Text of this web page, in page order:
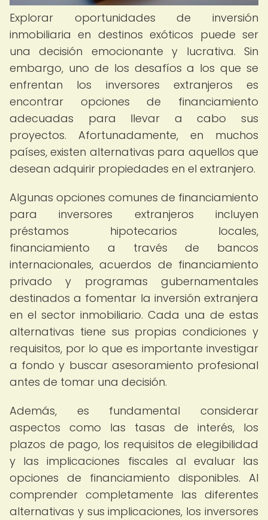
Explorar oportunidades de inversión
inmobiliaria en destinos exóticos puede ser
una decisión emocionante y lucrativa. Sin
embargo, uno de los desafíos a los que se
enfrentan los inversores extranjeros es
encontrar opciones de financiamiento
adecuadas para llevar a cabo sus
proyectos. Afortunadamente, en muchos
países, existen alternativas para aquellos que
desean adquirir propiedades en el extranjero.
Algunas opciones comunes de financiamiento
para inversores extranjeros incluyen
préstamos hipotecarios locales,
financiamiento a través de bancos
internacionales, acuerdos de financiamiento
privado y programas gubernamentales
destinados a fomentar la inversión extranjera
en el sector inmobiliario. Cada una de estas
alternativas tiene sus propias condiciones y
requisitos, por lo que es importante investigar
a fondo y buscar asesoramiento profesional
antes de tomar una decisión.
Además, es fundamental considerar
aspectos como las tasas de interés, los
plazos de pago, los requisitos de elegibilidad
y las implicaciones fiscales al evaluar las
opciones de financiamiento disponibles. Al
comprender completamente las diferentes
alternativas y sus implicaciones, los inversores